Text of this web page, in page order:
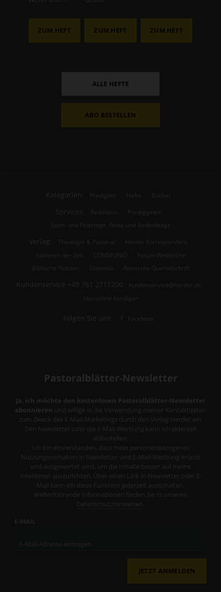
ZUM HEFT ZUM HEFT ZUM HEFT
ALLE HEFTE
ABO BESTELLEN
Kategorien: Predigten Hefte Bücher
Services: Redaktion
Predigtpreis
Sonn- und Feiertage, Feste und Gedenktage
Verlag: Theologie & Pastoral
Herder Korrespondenz
Stimmen der Zeit
COMMUNIO
Forum Weltkirche
Biblische Notizen
Diakonia Römische Quartalschrift
Kundenservice +49 761 2717200
kundenservice@herder.de
Abo online kündigen
Folgen Sie uns: Facebook
Pastoralblätter-Newsletter
Ja, ich möchte den kostenlosen Pastoralblätter-Newsletter
abonnieren und willige in die Verwendung meiner Kontaktdaten
zum Zweck des E-Mail-Marketings durch den Verlag Herder ein.
Den Newsletter oder die E-Mail-Werbung kann ich jederzeit
abbestellen.
Ich bin einverstanden, dass mein personenbezogenes
Nutzungsverhalten in Newsletter und E-Mail-Werbung erfasst
und ausgewertet wird, um die Inhalte besser auf meine
Interessen auszurichten. Über einen Link in Newsletter oder E-
Mail kann ich diese Funktion jederzeit ausschalten.
Weiterführende Informationen finden Sie in unseren
Datenschutzhinweisen
E-MAIL
JETZT ANMELDEN